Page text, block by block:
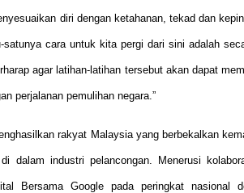
diri dengan ketahanan, tekad dan
cara untuk kita pergi dari sini adalah
agar latihan-latihan tersebut akan dapat
perjalanan pemulihan negara.”
rakyat Malaysia yang berbekalkan
dalam industri pelancongan. Menerusi
Bersama Google pada peringkat nasional